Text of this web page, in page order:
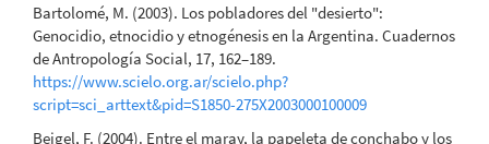
Bartolomé, M. (2003). Los pobladores del "desierto":
Genocidio, etnocidio y etnogénesis en la Argentina. Cuadernos
de Antropología Social, 17, 162–189.
https://www.scielo.org.ar/scielo.php?
script=sci_arttext&pid=S1850-275X2003000100009
Beigel, F. (2004). Entre el maray, la papeleta de conchabo y los